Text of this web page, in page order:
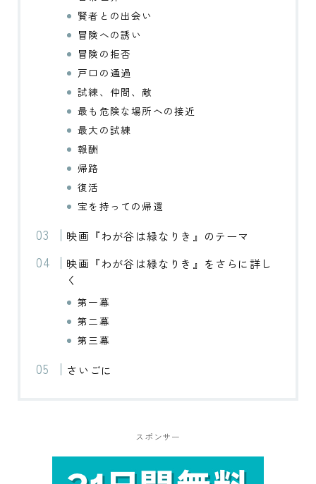
賢者との出会い
冒険への誘い
冒険の拒否
戸口の通過
試練、仲間、敵
最も危険な場所への接近
最大の試練
報酬
帰路
復活
宝を持っての帰還
映画『わが谷は緑なりき』のテーマ
映画『わが谷は緑なりき』をさらに詳し
く
第一幕
第二幕
第三幕
さいごに
スポンサー